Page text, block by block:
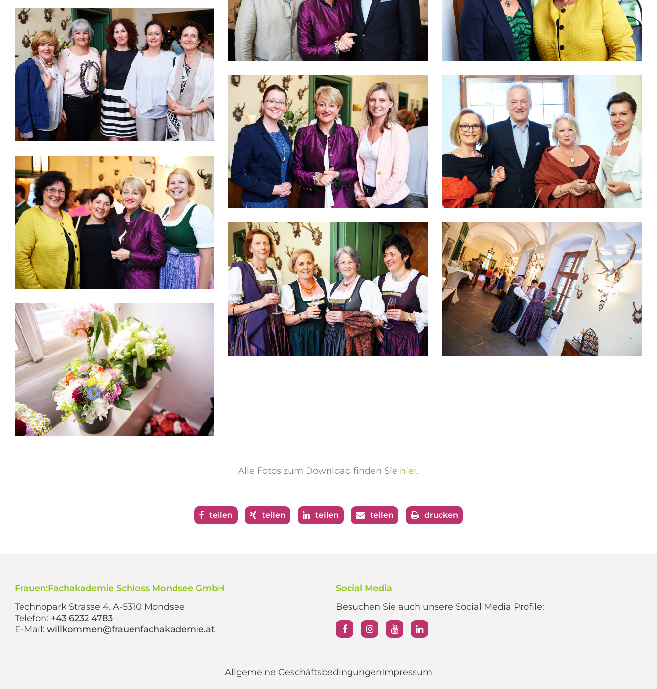
Alle Fotos zum Download finden Sie hier.
teilen teilen teilen teilen drucken
Frauen:Fachakademie Schloss Mondsee GmbH
Technopark Strasse 4, A-5310 Mondsee
Telefon: +43 6232 4783
E-Mail: willkommen@frauenfachakademie.at
Social Media
Besuchen Sie auch unsere Social Media Profile:
Allgemeine GeschäftsbedingungenImpressum